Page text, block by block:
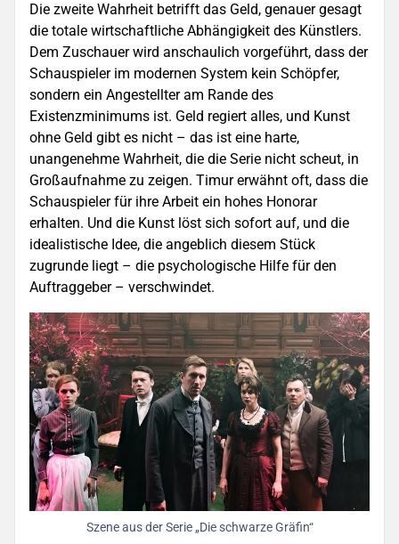
Die zweite Wahrheit betrifft das Geld, genauer gesagt
die totale wirtschaftliche Abhängigkeit des Künstlers.
Dem Zuschauer wird anschaulich vorgeführt, dass der
Schauspieler im modernen System kein Schöpfer,
sondern ein Angestellter am Rande des
Existenzminimums ist. Geld regiert alles, und Kunst
ohne Geld gibt es nicht – das ist eine harte,
unangenehme Wahrheit, die die Serie nicht scheut, in
Großaufnahme zu zeigen. Timur erwähnt oft, dass die
Schauspieler für ihre Arbeit ein hohes Honorar
erhalten. Und die Kunst löst sich sofort auf, und die
idealistische Idee, die angeblich diesem Stück
zugrunde liegt – die psychologische Hilfe für den
Auftraggeber – verschwindet.
Szene aus der Serie „Die schwarze Gräfin“